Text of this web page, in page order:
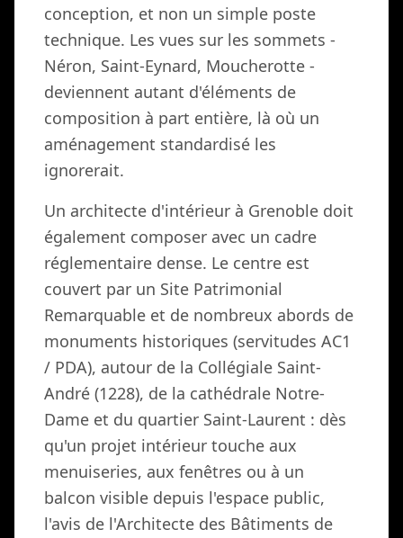
conception, et non un simple poste
technique. Les vues sur les sommets -
Néron, Saint-Eynard, Moucherotte -
deviennent autant d'éléments de
composition à part entière, là où un
aménagement standardisé les
ignorerait.
Un architecte d'intérieur à Grenoble doit
également composer avec un cadre
réglementaire dense. Le centre est
couvert par un Site Patrimonial
Remarquable et de nombreux abords de
monuments historiques (servitudes AC1
/ PDA), autour de la Collégiale Saint-
André (1228), de la cathédrale Notre-
Dame et du quartier Saint-Laurent : dès
qu'un projet intérieur touche aux
menuiseries, aux fenêtres ou à un
balcon visible depuis l'espace public,
l'avis de l'Architecte des Bâtiments de